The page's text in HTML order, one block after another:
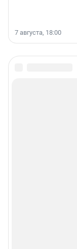
7 августа, 18:00